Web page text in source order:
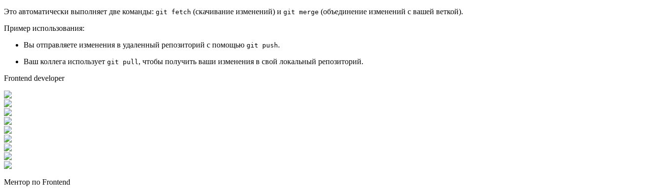
Это автоматически выполняет две команды: git fetch (скачивание изменений) и git merge (объединение изменений с вашей веткой).
Пример использования:
Вы отправляете изменения в удаленный репозиторий с помощью git push.
Ваш коллега использует git pull , чтобы получить ваши изменения в свой локальный репозиторий.
Frontend developer
Ментор по Frontend